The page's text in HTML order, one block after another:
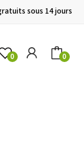
sous 14 jours
0 0